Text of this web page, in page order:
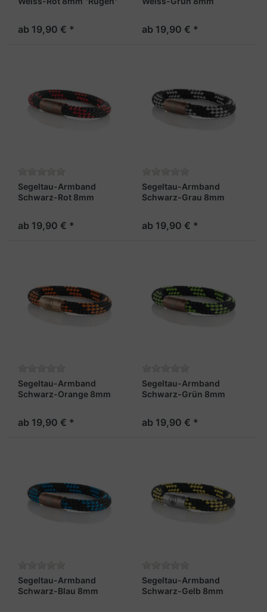
ab 19,90 € * ab 19,90 € *
Segeltau-Armband
Schwarz-Rot 8mm
ab 19,90 € *
Segeltau-Armband
Schwarz-Grau 8mm
ab 19,90 € *
Segeltau-Armband
Schwarz-Orange 8mm
ab 19,90 € *
Segeltau-Armband
Schwarz-Grün 8mm
ab 19,90 € *
Segeltau-Armband
Schwarz-Blau 8mm
Segeltau-Armband
Schwarz-Gelb 8mm